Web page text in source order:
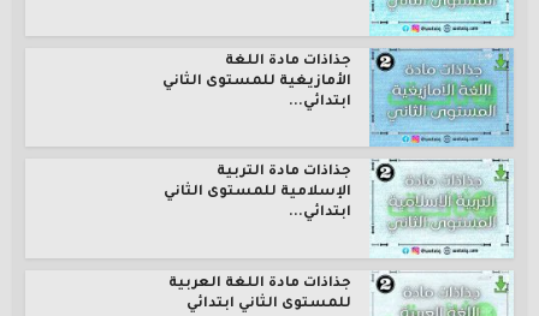
جذاذات مادة اللغة
الأمازيغية للمستوى الثاني
ابتدائي...
جذاذات مادة التربية
الإسلامية للمستوى الثاني
ابتدائي...
جذاذات مادة اللغة العربية
للمستوى الثاني ابتدائي